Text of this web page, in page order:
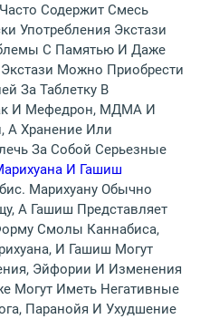
Содержит Смесь
Употребления Экстази
С Памятью И Даже
Можно Приобрести
За Таблетку В
И Мефедрон, МДМА И
А Хранение Или
За Собой Серьезные
И Гашиш
Марихуану Обычно
А Гашиш Представляет
Смолы Каннабиса,
И Гашиш Могут
Эйфории И Изменения
Могут Иметь Негативные
Паранойя И Ухудшение